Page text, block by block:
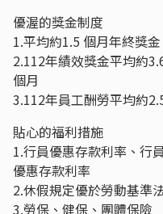
優渥的獎金制度
1.平均約1.5 個月年終獎金
2.112年績效獎金平均約
個月
3.112年員工酬勞平均約
貼心的福利措施
1.行員優惠存款利率、行
優惠存款利率
2.休假規定優於勞動基準
3.勞保、健保、團體保險